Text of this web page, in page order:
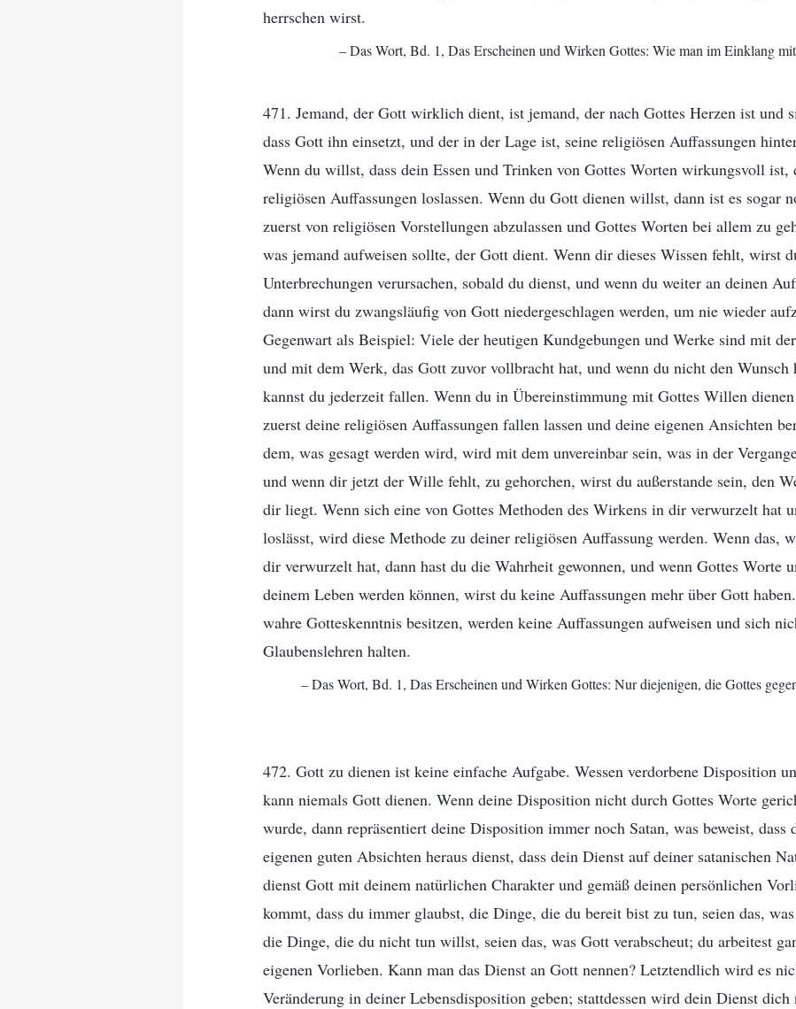
herrschen wirst.
– Das Wort, Bd. 1, Das Erscheinen und Wirken Gottes: Wie man im Einklang
471. Jemand, der Gott wirklich dient, ist jemand, der nach Gottes Herzen ist und
dass Gott ihn einsetzt, und der in der Lage ist, seine religiösen Auffassungen
Wenn du willst, dass dein Essen und Trinken von Gottes Worten wirkungsvoll ist,
religiösen Auffassungen loslassen. Wenn du Gott dienen willst, dann ist es sogar
zuerst von religiösen Vorstellungen abzulassen und Gottes Worten bei allem zu
was jemand aufweisen sollte, der Gott dient. Wenn dir dieses Wissen fehlt, wirst
Unterbrechungen verursachen, sobald du dienst, und wenn du weiter an deinen
dann wirst du zwangsläufig von Gott niedergeschlagen werden, um nie wieder
Gegenwart als Beispiel: Viele der heutigen Kundgebungen und Werke sind mit
und mit dem Werk, das Gott zuvor vollbracht hat, und wenn du nicht den Wunsch
kannst du jederzeit fallen. Wenn du in Übereinstimmung mit Gottes Willen
zuerst deine religiösen Auffassungen fallen lassen und deine eigenen Ansichten
dem, was gesagt werden wird, wird mit dem unvereinbar sein, was in der
und wenn dir jetzt der Wille fehlt, zu gehorchen, wirst du außerstande sein, den
dir liegt. Wenn sich eine von Gottes Methoden des Wirkens in dir verwurzelt hat
loslässt, wird diese Methode zu deiner religiösen Auffassung werden. Wenn das,
dir verwurzelt hat, dann hast du die Wahrheit gewonnen, und wenn Gottes Worte
deinem Leben werden können, wirst du keine Auffassungen mehr über Gott
wahre Gotteskenntnis besitzen, werden keine Auffassungen aufweisen und sich
Glaubenslehren halten.
– Das Wort, Bd. 1, Das Erscheinen und Wirken Gottes: Nur diejenigen, die Gottes
472. Gott zu dienen ist keine einfache Aufgabe. Wessen verdorbene Disposition
kann niemals Gott dienen. Wenn deine Disposition nicht durch Gottes Worte
wurde, dann repräsentiert deine Disposition immer noch Satan, was beweist, dass
eigenen guten Absichten heraus dienst, dass dein Dienst auf deiner satanischen
dienst Gott mit deinem natürlichen Charakter und gemäß deinen persönlichen
kommt, dass du immer glaubst, die Dinge, die du bereit bist zu tun, seien das,
die Dinge, die du nicht tun willst, seien das, was Gott verabscheut; du arbeitest
eigenen Vorlieben. Kann man das Dienst an Gott nennen? Letztendlich wird es
Veränderung in deiner Lebensdisposition geben; stattdessen wird dein Dienst